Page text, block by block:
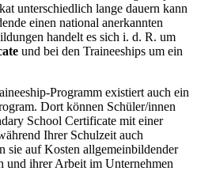
unterschiedlich lange dauern kann
einen national anerkannten
handelt es sich i. d. R. um
und bei den Traineeships um ein
Programm existiert auch ein
Dort können Schüler/innen
School Certificate mit einer
Ihrer Schulzeit auch
sie auf Kosten allgemeinbildender
und ihrer Arbeit im Unternehmen